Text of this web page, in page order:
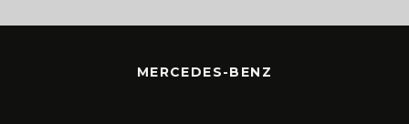
MERCEDES-BENZ